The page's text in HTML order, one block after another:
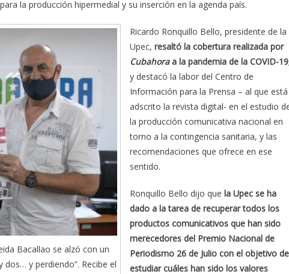
para la producción hipermedial y su inserción en la agenda país.
Bacallao se alzó con un
dos… y perdiendo”. Recibe el
Ricardo Ronquillo Bello, presidente de la
Upec, resaltó la cobertura realizada por
Cubahoraa la pandemia de la COVID-19;
y destacó la labor del Centro de
Información para la Prensa – al que está
adscrito la revista digital- en el estudio
la producción comunicativa nacional en
torno a la contingencia sanitaria, y las
recomendaciones que ofrece en ese
sentido.
Ronquillo Bello dijo que la Upec se ha
dado a la tarea de recuperar todos los
productos comunicativos que han sido
merecedores del Premio Nacional de
Periodismo 26 de Julio con el objetivo de
estudiar cuáles han sido los valores